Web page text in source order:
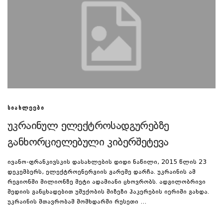
ᲡᲘᲐᲮᲚᲔᲔᲑᲘ
უკრაინულ ელექტროსადგურებზე
განხორციელებული კიბერშეტევა
ივანო-ფრანკივსკის დასახლების დიდი ნაწილი, 2015 წლის 23
დეკემბერს, ელექტროენერგიის გარეშე დარჩა. უკრაინის ამ
რეგიონში მილიონზე მეტი ადამიანი ცხოვრობს. ადგილობრივი
მედიის განცხადებით უშუქობის მიზეზი ჰაკერების იერიში გახდა.
უკრაინის მთავრობამ მომხდარში რუსეთი …